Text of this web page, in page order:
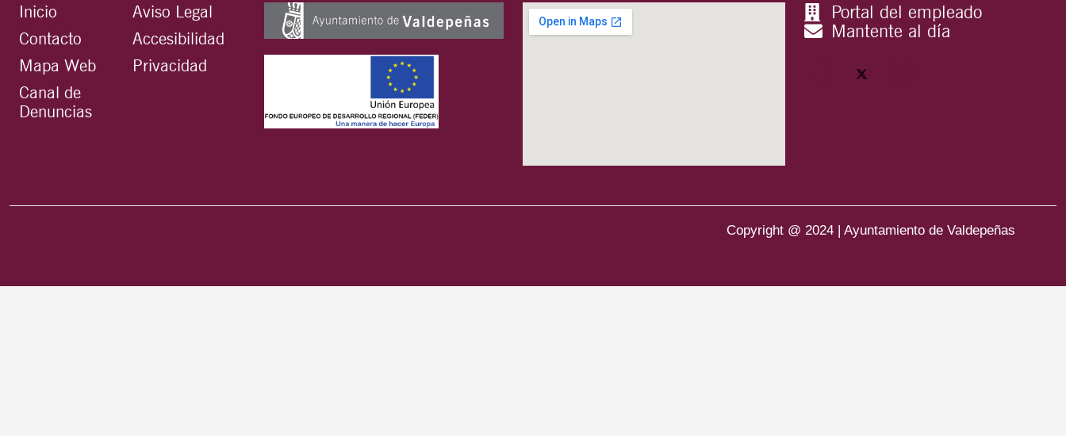
Inicio
Contacto
Mapa Web
Canal de
Denuncias
Aviso Legal
Accesibilidad
Privacidad
Portal del empleado
Mantente al día
Copyright @ 2024 | Ayuntamiento de Valdepeñas